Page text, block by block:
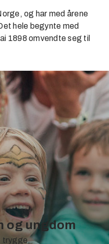
og har med årene
hele begynte med
1898 omvendte seg til
og ungdom
trygge,